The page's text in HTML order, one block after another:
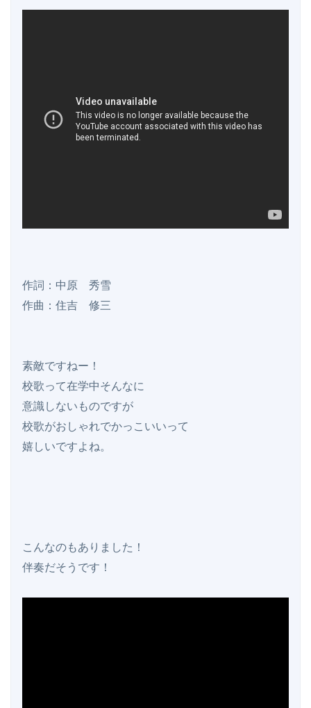
作詞：中原　秀雪
作曲：住吉　修三
素敵ですねー！
校歌って在学中そんなに
意識しないものですが
校歌がおしゃれでかっこいいって
嬉しいですよね。
こんなのもありました！
伴奏だそうです！